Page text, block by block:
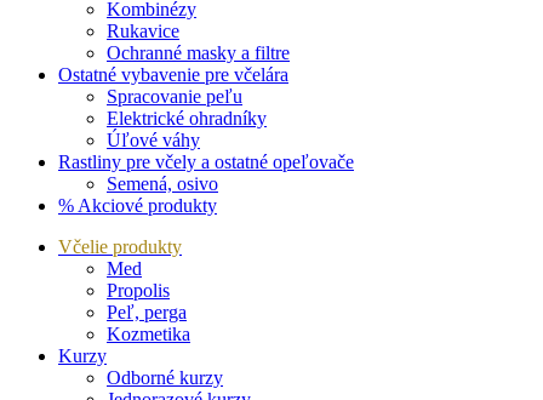
Kombinézy
Rukavice
Ochranné masky a filtre
Ostatné vybavenie pre včelára
Spracovanie peľu
Elektrické ohradníky
Úľové váhy
Rastliny pre včely a ostatné opeľovače
Semená, osivo
% Akciové produkty
Včelie produkty
Med
Propolis
Peľ, perga
Kozmetika
Kurzy
Odborné kurzy